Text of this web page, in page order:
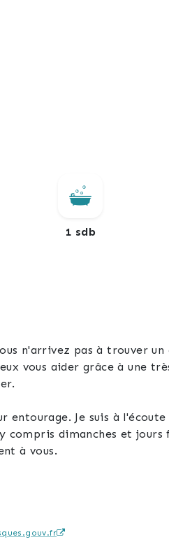
1 sdb
n'arrivez pas à trouver un
vous aider grâce à une
Je suis à l'écoute
compris dimanches et jours
à vous.